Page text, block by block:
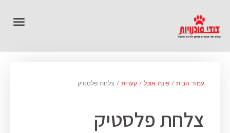
עמוד הבית / פינת אוכל / קערות / צלחת פלסטיק
צלחת פלסטיק